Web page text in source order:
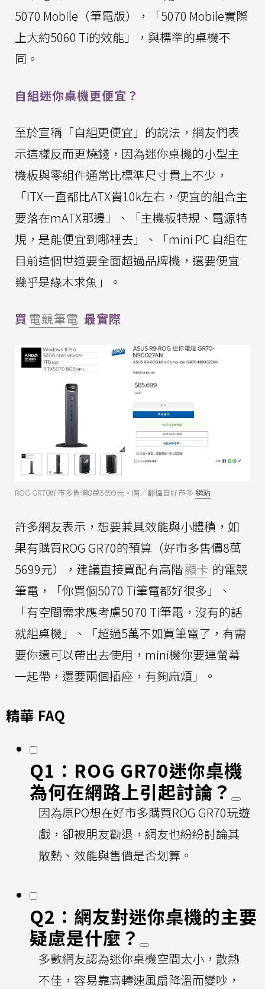
5070 Mobile（筆電版），「5070 Mobile實際
上大約5060 Ti的效能」，與標準的桌機不
同。
自組迷你桌機更便宜？
至於宣稱「自組更便宜」的說法，網友們表
示這樣反而更燒錢，因為迷你桌機的小型主
機板與零組件通常比標準尺寸貴上不少，
「ITX一直都比ATX貴10k左右，便宜的組合主
要落在mATX那邊」、「主機板特規、電源特
規，是能便宜到哪裡去」、「mini PC 自組在
目前這個世道要全面超過品牌機，還要便宜
幾乎是緣木求魚」。
買 電競筆電 最實際
ROG GR70好市多售價8萬5699元。圖／翻攝自好市多 網站
許多網友表示，想要兼具效能與小體積，如
果有購買ROG GR70的預算（好市多售價8萬
5699元），建議直接買配有高階顯卡 的電競
筆電，「你買個5070 Ti筆電都好很多」、
「有空間需求應考慮5070 Ti筆電，沒有的話
就組桌機」、「超過5萬不如買筆電了，有需
要你還可以帶出去使用，mini機你要連螢幕
一起帶，還要兩個插座，有夠麻煩」。
精華 FAQ
Q1：ROG GR70迷你桌機
為何在網路上引起討論？
因為原PO想在好市多購買ROG GR70玩遊
戲，卻被朋友勸退，網友也紛紛討論其
散熱、效能與售價是否划算。
Q2：網友對迷你桌機的主要
疑慮是什麼？
多數網友認為迷你桌機空間太小，散熱
不佳，容易靠高轉速風扇降溫而變吵，